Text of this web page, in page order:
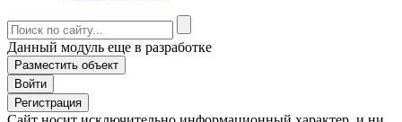
Данный модуль еще в разработке
Разместить объект
Войти
Регистрация